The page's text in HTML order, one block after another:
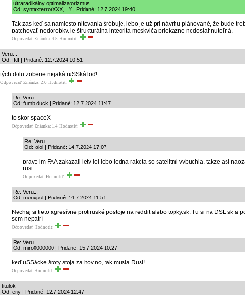
ultraradikálny optimalizatorizmus
Od: syntaxterrorXXX, . Y | Pridané: 12.7.2024 19:40
Tak zas keď sa namiesto nitovania šróbuje, lebo je už pri návrhu plánované, že bude
patchovať nedorobky, je štrukturálna integrita moskviča priekazne nedosiahnuteľná.
Odpovedať Známka: 4.5 Hodnotiť:
Veru...
Od: ffdf | Pridané: 12.7.2024 10:51
tých dolu zoberie nejaká ruSSká loď!
Odpovedať Známka: 2.0 Hodnotiť:
Re: Veru...
Od: fumb duck | Pridané: 12.7.2024 11:47
to skor spaceX
Odpovedať Známka: 1.4 Hodnotiť:
Re: Veru...
Od: lalol | Pridané: 14.7.2024 17:07
prave im FAA zakazali lety lol lebo jedna raketa so satelitmi vybuchla. takze asi
rusi
Odpovedať Hodnotiť:
Re: Veru...
Od: monopol | Pridané: 14.7.2024 11:51
Nechaj si tieto agresívne protiruské postoje na reddit alebo topky.sk. Tu si na DSL.sk a
sem nepatrí
Odpovedať Hodnotiť:
Re: Veru...
Od: miro0000000 | Pridané: 15.7.2024 10:27
keď uSSácke šroty stoja za hov.no, tak musia Rusi!
Odpovedať Hodnotiť:
titulok
Od: eny | Pridané: 12.7.2024 12:47